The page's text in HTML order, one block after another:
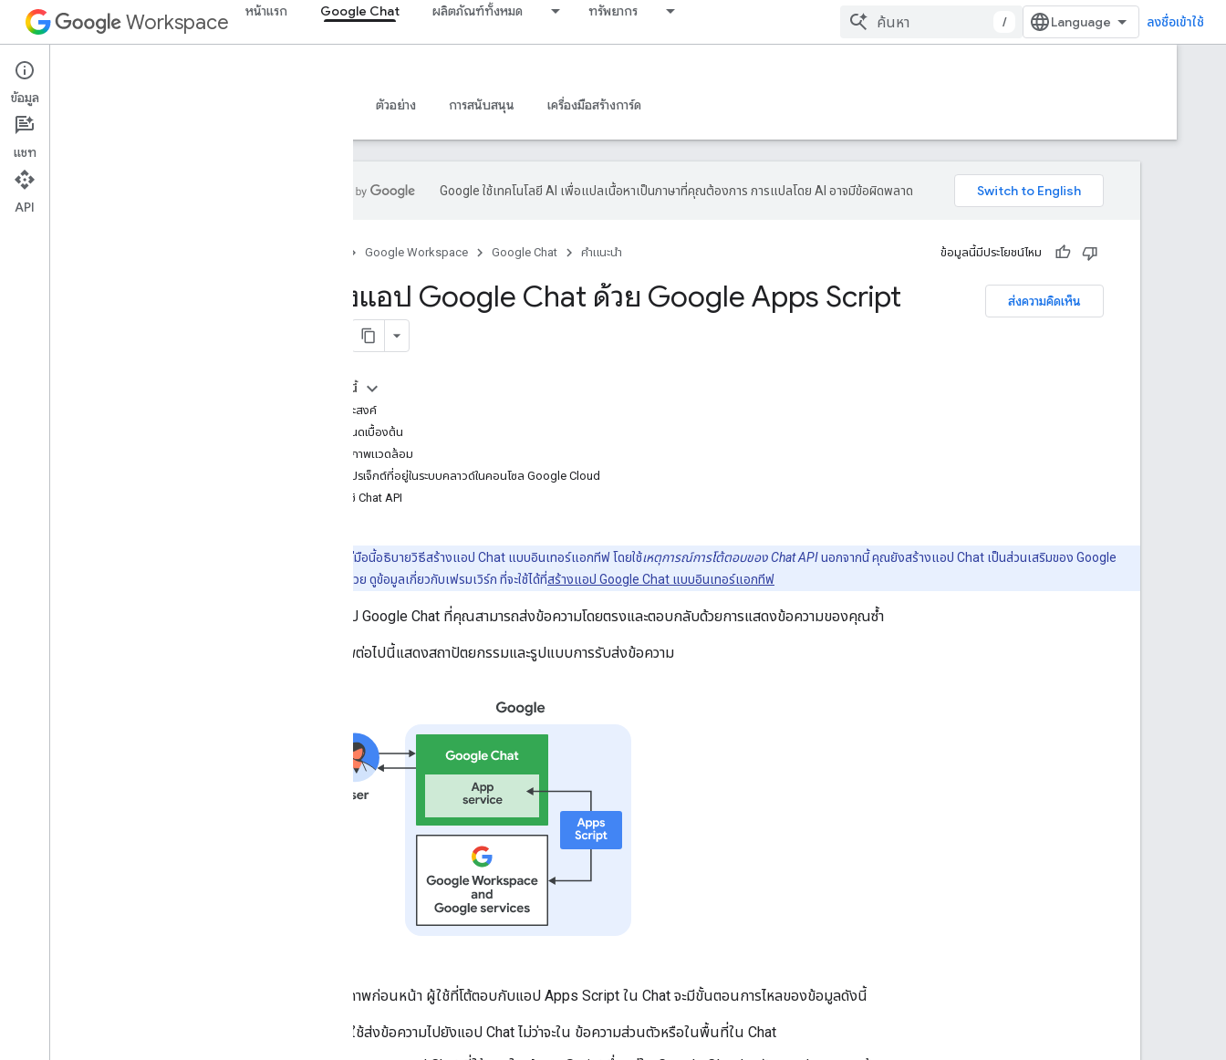
Workspace หน้าแรก Google Chat ผลิตภัณฑ์ทั้งหมด ทรัพยากร
/ ลงชื่อเข้าใช้
Google Chat
ภาพรวม ตัวอย่าง การสนับสนุน เครื่องมือสร้างการ์ด
Google ใช้เทคโนโลยี AI เพื่อแปลเนื้อหาเป็นภาษาที่คุณต้องการ การแปลโดย AI อาจมีข้อผิดพลาด
Google Workspace Google Chat คำแนะนำ ข้อมูลนี้มีประโยชน์ไหม
ส่งความคิดเห็น
สร้างแอป Google Chat ด้วย Google Apps Script
ในหน้านี้
วัตถุประสงค์
ข้อกำหนดเบื้องต้น
ตั้งค่าสภาพแวดล้อม
เปิดโปรเจ็กต์ที่อยู่ในระบบคลาวด์ในคอนโซล Google Cloud
เปิดใช้ Chat API
คู่มือนี้อธิบายวิธีสร้างแอป Chat แบบอินเทอร์แอกทีฟ โดยใช้เหตุการณ์การโต้ตอบของ Chat APIนอกจากนี้ คุณยังสร้างแอป Chat เป็นส่วนเสริมของ Google
Workspace ได้ด้วย ดูข้อมูลเกี่ยวกับเฟรมเวิร์ก ที่จะใช้ได้ที่สร้างแอป Google Chat แบบอินเทอร์แอกทีฟ
สร้างแอป Google Chat ที่คุณสามารถส่งข้อความโดยตรงและตอบกลับด้วยการแสดงข้อความของคุณซ้ำ
แผนภาพต่อไปนี้แสดงสถาปัตยกรรมและรูปแบบการรับส่งข้อความ
ในแผนภาพก่อนหน้า ผู้ใช้ที่โต้ตอบกับแอป Apps Script ใน Chat จะมีขั้นตอนการไหลของข้อมูลดังนี้
ผู้ใช้ส่งข้อความไปยังแอป Chat ไม่ว่าจะใน ข้อความส่วนตัวหรือในพื้นที่ใน Chat
ข้อมูล
แชท
API